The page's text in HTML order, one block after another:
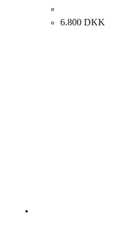
6.800 DKK